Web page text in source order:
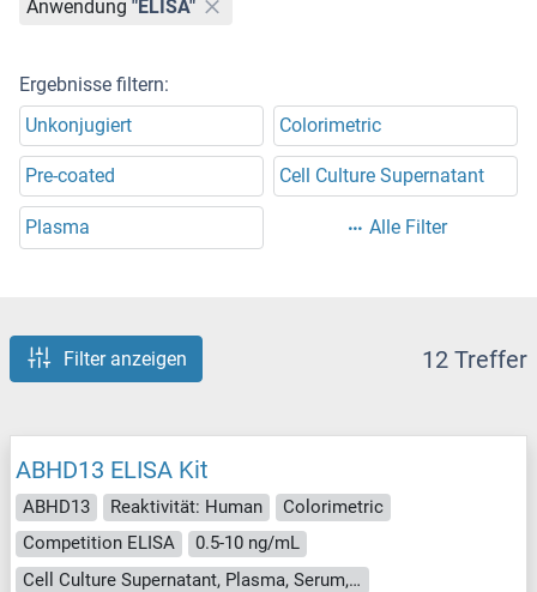
Anwendung "ELISA"
Ergebnisse filtern:
Unkonjugiert
Colorimetric
Pre-coated Cell Culture Supernatant
Plasma Alle Filter
Filter anzeigen 12 Treffer
ABHD13 ELISA Kit
ABHD13 Reaktivität: Human
Colorimetric
Competition ELISA
0.5-10 ng/mL
Cell Culture Supernatant, Plasma, Serum, Tissue Homogenate